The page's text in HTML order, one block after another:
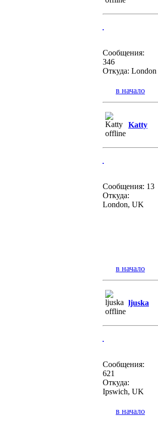
Сообщения:
346
Откуда: London
в начало
Katty
Сообщения: 13
Откуда:
London, UK
в начало
ljuska
Сообщения:
621
Откуда:
Ipswich, UK
в начало